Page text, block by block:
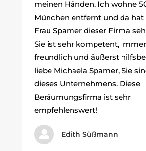
meinen Händen. Ich wohne
München entfernt und da hat
Frau Spamer dieser Firma
Sie ist sehr kompetent, immer
freundlich und äußerst
liebe Michaela Spamer, Sie
dieses Unternehmens. Diese
Beräumungsfirma ist sehr
empfehlenswert!
 Edith Süßmann